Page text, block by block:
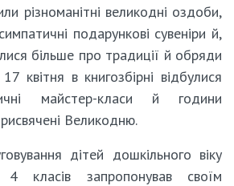
різноманітні великодні оздоби,
подарункові сувеніри й,
більше про традиції й обряди
квітня в книгозбірні відбулися
майстер-класи й години
Великодню.
дітей дошкільного віку
запропонував своїм